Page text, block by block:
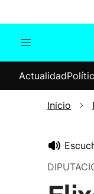
Internacional
Actualidad
Inicio